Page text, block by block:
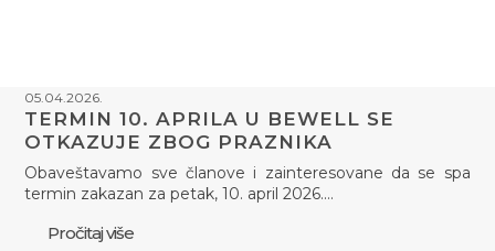
05.04.2026.
TERMIN 10. APRILA U BEWELL SE
OTKAZUJE ZBOG PRAZNIKA
Obaveštavamo sve članove i zainteresovane da se spa
termin zakazan za petak, 10. april 2026.…
Pročitaj više